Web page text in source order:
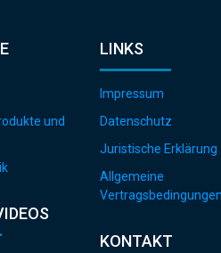
und
LINKS
Impressum
Datenschutz
Juristische Erklärung
Allgemeine
Vertragsbedingungen
KONTAKT